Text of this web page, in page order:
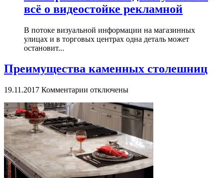
всё о видеостойке рекламной
В потоке визуальной информации на магазинных
улицах и в торговых центрах одна деталь может
остановит...
Преимущества каменных столешниц
19.11.2017 Комментарии к
Преимущества
каменных
столешниц
отключены